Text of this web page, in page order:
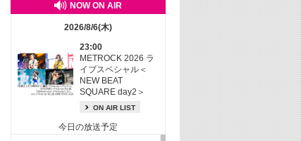
NOW ON AIR
2026/8/6(木)
23:00
METROCK 2026 ラ
イブスペシャル＜
NEW BEAT
SQUARE day2＞
ON AIR LIST
今日の放送予定